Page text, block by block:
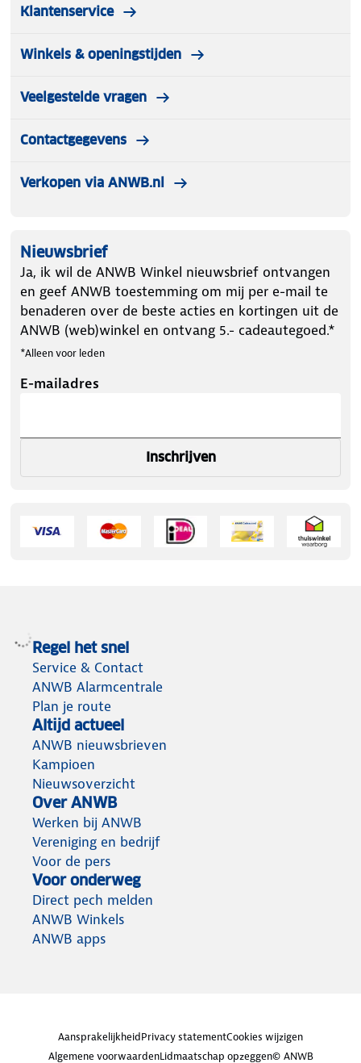
Klantenservice
Winkels & openingstijden
Veelgestelde vragen
Contactgegevens
Verkopen via ANWB.nl
Nieuwsbrief
Ja, ik wil de ANWB Winkel nieuwsbrief ontvangen
en geef ANWB toestemming om mij per e-mail te
benaderen over de beste acties en kortingen uit de
ANWB (web)winkel en ontvang 5.- cadeautegoed.*
*Alleen voor leden
E-mailadres
Inschrijven
Regel het snel
Service & Contact
ANWB Alarmcentrale
Plan je route
Altijd actueel
ANWB nieuwsbrieven
Kampioen
Nieuwsoverzicht
Over ANWB
Werken bij ANWB
Vereniging en bedrijf
Voor de pers
Voor onderweg
Direct pech melden
ANWB Winkels
ANWB apps
AansprakelijkheidPrivacy statementCookies wijzigen
Algemene voorwaardenLidmaatschap opzeggen© ANWB